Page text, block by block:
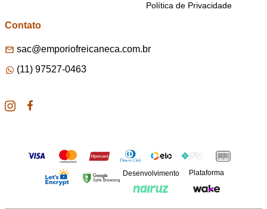
Política de Privacidade
Contato
sac@emporiofreicaneca.com.br
(11) 97527-0463
Desenvolvimento Plataforma